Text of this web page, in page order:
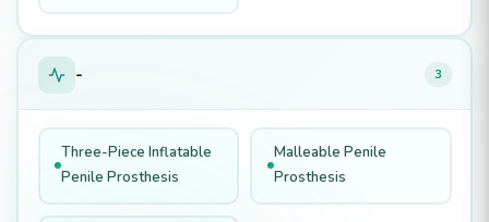
- 3
Three-Piece Inflatable
Penile Prosthesis
Malleable Penile
Prosthesis